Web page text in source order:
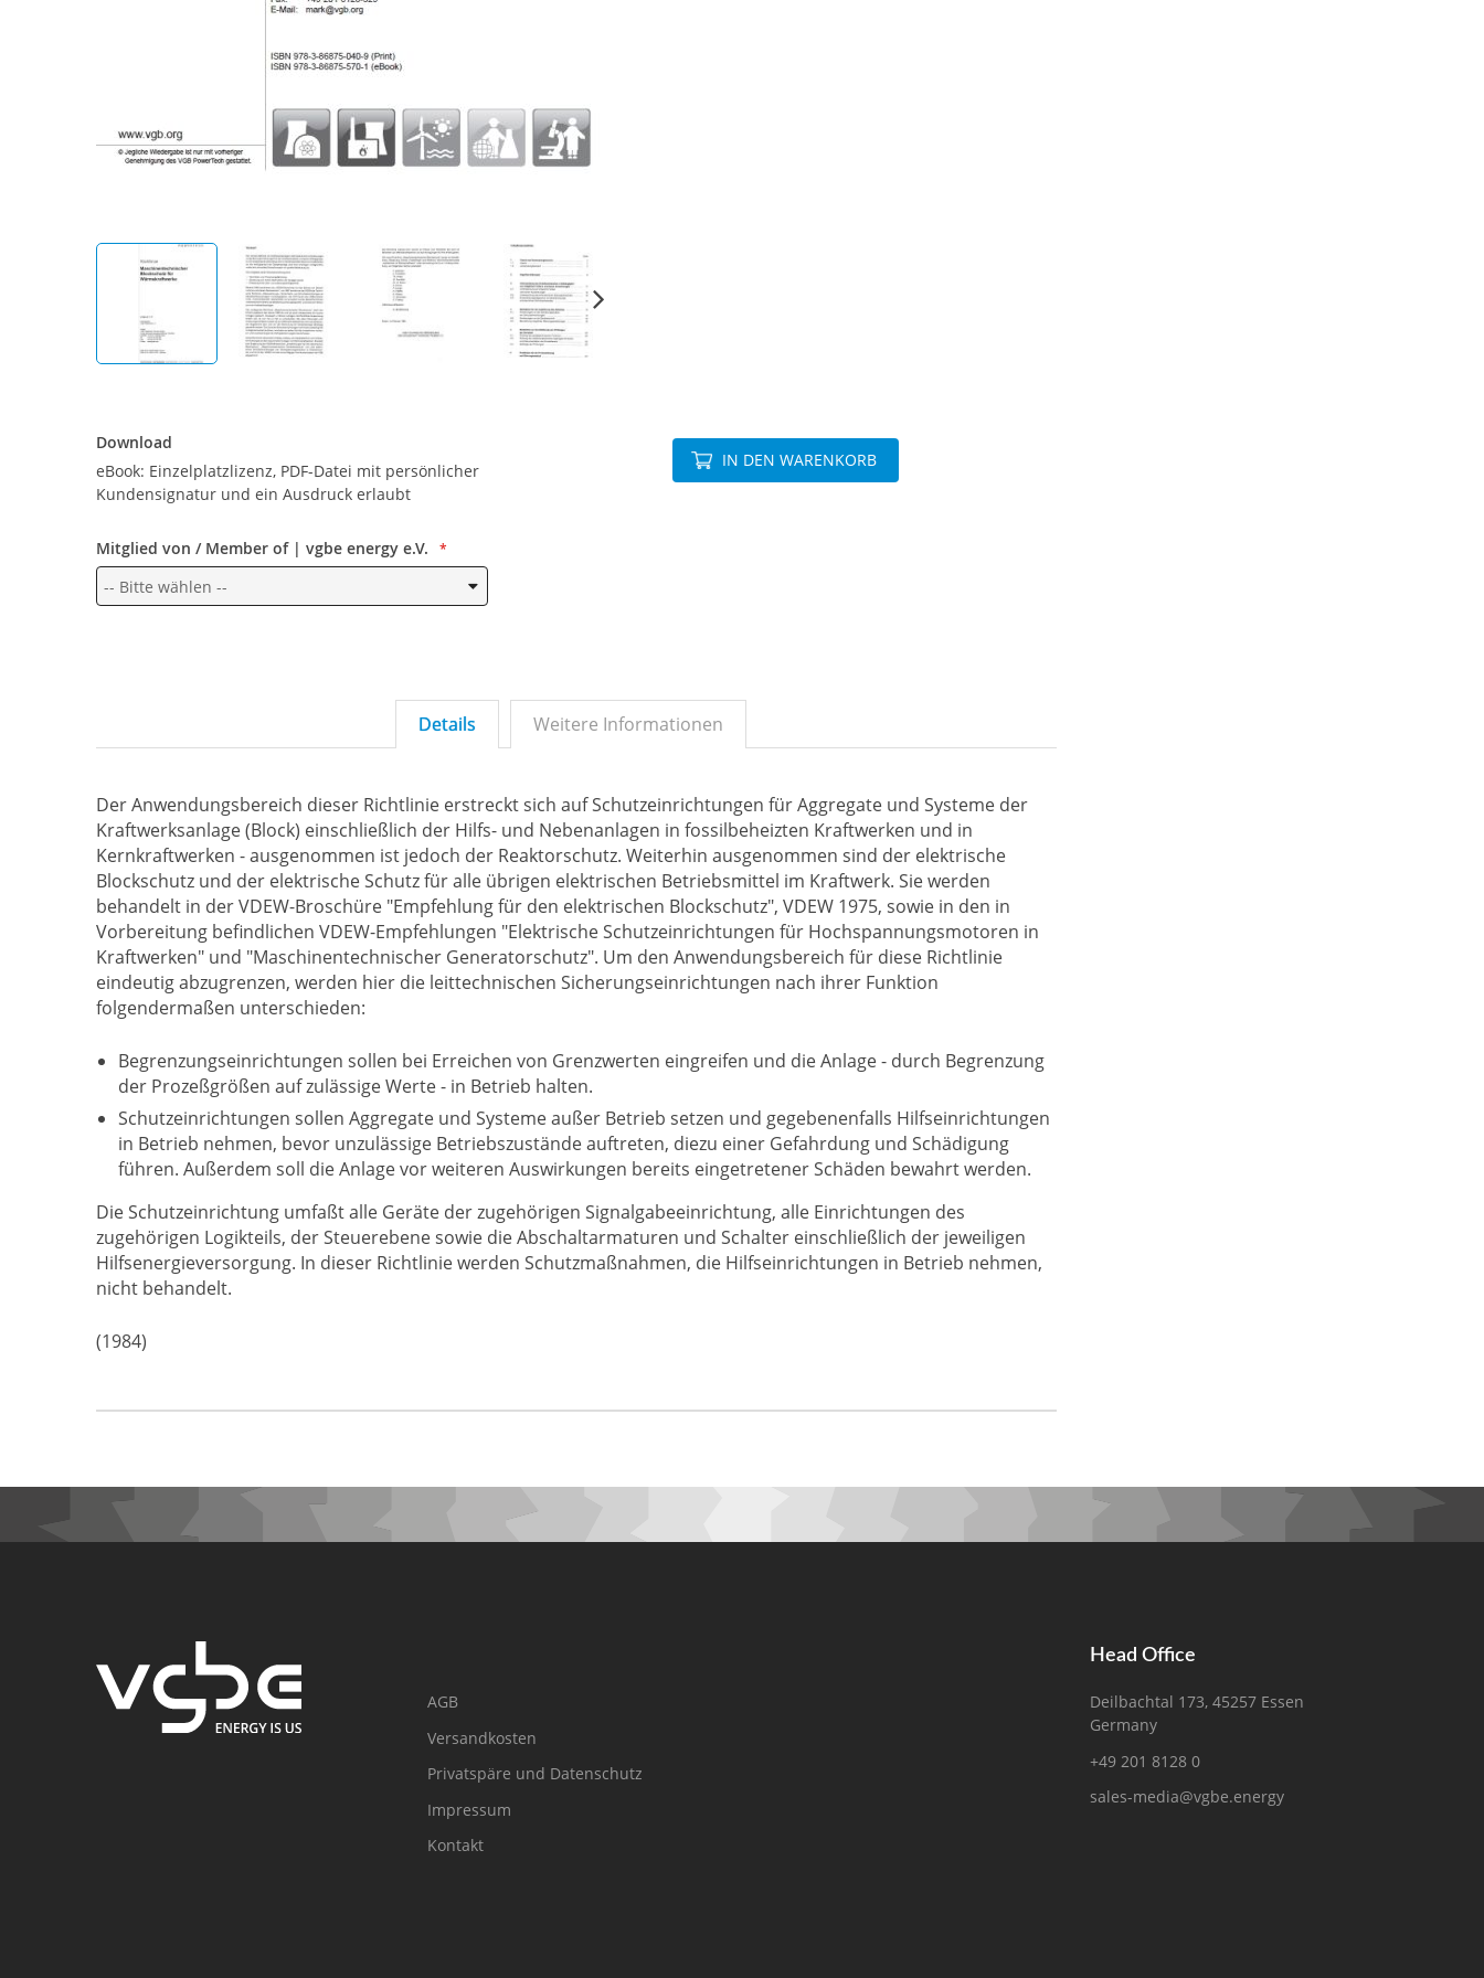
Download
eBook: Einzelplatzlizenz, PDF-Datei mit persönlicher
Kundensignatur und ein Ausdruck erlaubt
Mitglied von / Member of | vgbe energy e.V.
IN DEN WARENKORB
Details Weitere Informationen
Der Anwendungsbereich dieser Richtlinie erstreckt sich auf Schutzeinrichtungen für Aggregate und Systeme der
Kraftwerksanlage (Block) einschließlich der Hilfs- und Nebenanlagen in fossilbeheizten Kraftwerken und in
Kernkraftwerken - ausgenommen ist jedoch der Reaktorschutz. Weiterhin ausgenommen sind der elektrische
Blockschutz und der elektrische Schutz für alle übrigen elektrischen Betriebsmittel im Kraftwerk. Sie werden
behandelt in der VDEW-Broschüre "Empfehlung für den elektrischen Blockschutz", VDEW 1975, sowie in den in
Vorbereitung befindlichen VDEW-Empfehlungen "Elektrische Schutzeinrichtungen für Hochspannungsmotoren in
Kraftwerken" und "Maschinentechnischer Generatorschutz". Um den Anwendungsbereich für diese Richtlinie
eindeutig abzugrenzen, werden hier die leittechnischen Sicherungseinrichtungen nach ihrer Funktion
folgendermaßen unterschieden:
Begrenzungseinrichtungen sollen bei Erreichen von Grenzwerten eingreifen und die Anlage - durch Begrenzung
der Prozeßgrößen auf zulässige Werte - in Betrieb halten.
Schutzeinrichtungen sollen Aggregate und Systeme außer Betrieb setzen und gegebenenfalls Hilfseinrichtungen
in Betrieb nehmen, bevor unzulässige Betriebszustände auftreten, diezu einer Gefahrdung und Schädigung
führen. Außerdem soll die Anlage vor weiteren Auswirkungen bereits eingetretener Schäden bewahrt werden.
Die Schutzeinrichtung umfaßt alle Geräte der zugehörigen Signalgabeeinrichtung, alle Einrichtungen des
zugehörigen Logikteils, der Steuerebene sowie die Abschaltarmaturen und Schalter einschließlich der jeweiligen
Hilfsenergieversorgung. In dieser Richtlinie werden Schutzmaßnahmen, die Hilfseinrichtungen in Betrieb nehmen,
nicht behandelt.
(1984)
AGB
Versandkosten
Privatspäre und Datenschutz
Impressum
Kontakt
Head Office
Deilbachtal 173, 45257 Essen
Germany
+49 201 8128 0
sales-media@vgbe.energy